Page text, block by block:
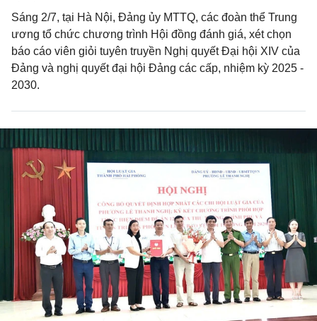
Sáng 2/7, tại Hà Nội, Đảng ủy MTTQ, các đoàn thể Trung
ương tổ chức chương trình Hội đồng đánh giá, xét chọn
báo cáo viên giỏi tuyên truyền Nghị quyết Đại hội XIV của
Đảng và nghị quyết đại hội Đảng các cấp, nhiệm kỳ 2025 -
2030.